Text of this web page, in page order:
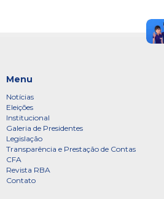
Menu
Notícias
Eleições
Institucional
Galeria de Presidentes
Legislação
Transparência e Prestação de Contas
CFA
Revista RBA
Contato